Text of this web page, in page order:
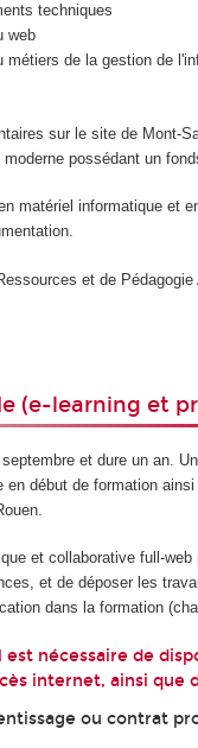
techniques
web
métiers de la gestion de
sur le site de Mont-
possédant un
matériel informatique et
et de
(e-learning et
et dure un an.
en début de formation
et collaborative full-
et de déposer les
dans la formation
nécessaire de
internet, ainsi que
ou contrat